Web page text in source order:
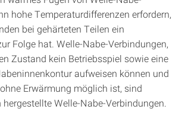
hohe Temperaturdifferenzen erfordern,
bei gehärteten Teilen ein
Folge hat. Welle-Nabe-Verbindungen,
Zustand kein Betriebsspiel sowie eine
aufweisen können und
Erwärmung möglich ist, sind
Welle-Nabe-Verbindungen.